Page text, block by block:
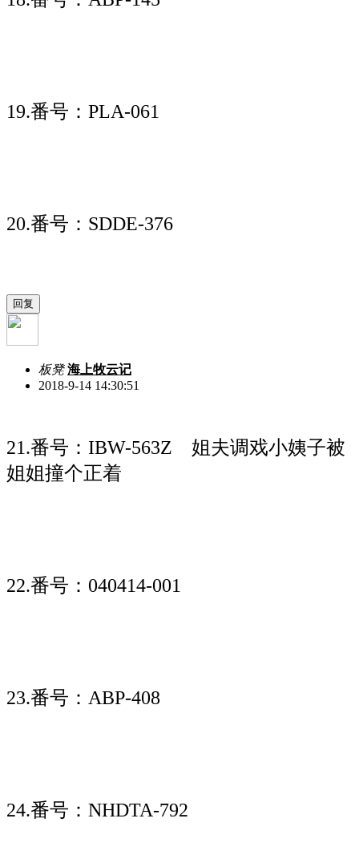
19.番号：PLA-061
20.番号：SDDE-376
板凳 海上牧云记
2018-9-14 14:30:51
21.番号：IBW-563Z 姐夫调戏小姨子被
姐姐撞个正着
22.番号：040414-001
23.番号：ABP-408
24.番号：NHDTA-792